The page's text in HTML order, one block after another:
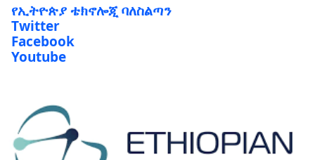
የኢትዮጵያ ቴክኖሎጂ ባለስልጣን
Twitter
Facebook
Youtube